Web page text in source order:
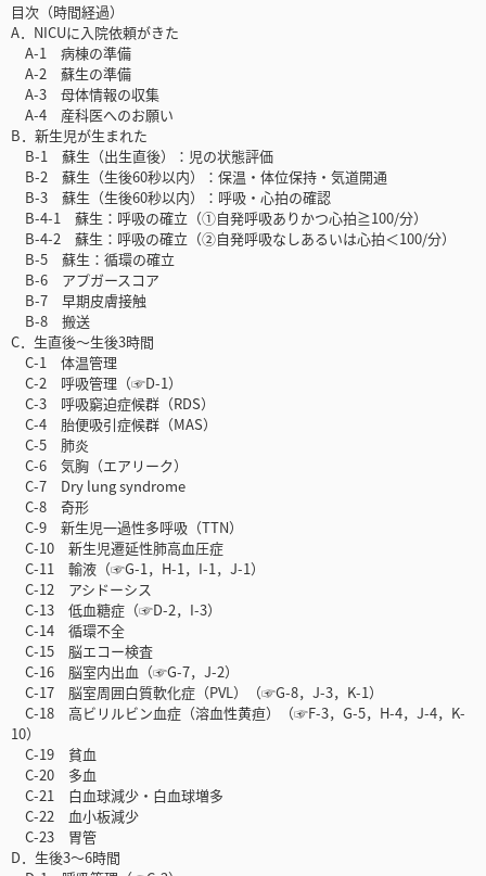
目次（時間経過）
A．NICUに入院依頼がきた
A-1 病棟の準備
A-2 蘇生の準備
A-3 母体情報の収集
A-4 産科医へのお願い
B．新生児が生まれた
B-1 蘇生（出生直後）：児の状態評価
B-2 蘇生（生後60秒以内）：保温・体位保持・気道開通
B-3 蘇生（生後60秒以内）：呼吸・心拍の確認
B-4-1 蘇生：呼吸の確立（①自発呼吸ありかつ心拍≧100/分）
B-4-2 蘇生：呼吸の確立（②自発呼吸なしあるいは心拍＜100/分）
B-5 蘇生：循環の確立
B-6 アプガースコア
B-7 早期皮膚接触
B-8 搬送
C．生直後～生後3時間
C-1 体温管理
C-2 呼吸管理（☞D-1）
C-3 呼吸窮迫症候群（RDS）
C-4 胎便吸引症候群（MAS）
C-5 肺炎
C-6 気胸（エアリーク）
C-7 Dry lung syndrome
C-8 奇形
C-9 新生児一過性多呼吸（TTN）
C-10 新生児遷延性肺高血圧症
C-11 輸液（☞G-1，H-1，I-1，J-1）
C-12 アシドーシス
C-13 低血糖症（☞D-2，I-3）
C-14 循環不全
C-15 脳エコー検査
C-16 脳室内出血（☞G-7，J-2）
C-17 脳室周囲白質軟化症（PVL）（☞G-8，J-3，K-1）
C-18 高ビリルビン血症（溶血性黄疸）（☞F-3，G-5，H-4，J-4，K-
10）
C-19 貧血
C-20 多血
C-21 白血球減少・白血球増多
C-22 血小板減少
C-23 胃管
D．生後3～6時間